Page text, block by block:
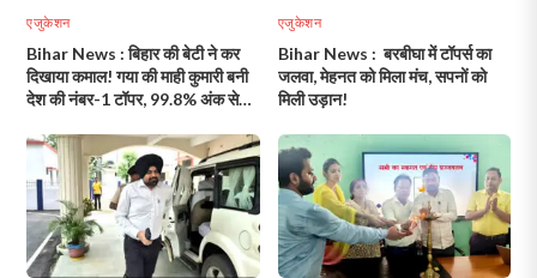
एजुकेशन
Bihar News : बिहार की बेटी ने कर
दिखाया कमाल! गया की माही कुमारी बनी
देश की नंबर-1 टॉपर, 99.8% अंक से
एजुकेशन
Bihar News : बरबीघा में टॉपर्स का
जलवा, मेहनत को मिला मंच, सपनों को
मिली उड़ान!